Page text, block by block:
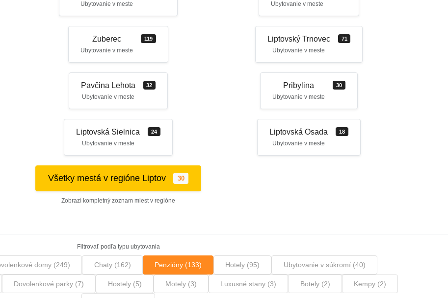
Ubytovanie v meste Ubytovanie v meste
Zuberec
Ubytovanie v meste
119 Liptovský Trnovec
Ubytovanie v meste
71
Pavčina Lehota
Ubytovanie v meste
32 Pribylina
Ubytovanie v meste
30
Liptovská Sielnica
Ubytovanie v meste
24 Liptovská Osada
Ubytovanie v meste
18
Všetky mestá v regióne Liptov 30
Zobrazí kompletný zoznam miest v regióne
Filtrovať podľa typu ubytovania
domy (249) Chaty (162) Penzióny (133) Hotely (95) Ubytovanie v súkromí (40)
Dovolenkové parky (7) Hostely (5) Motely (3) Luxusné stany (3) Botely (2) Kempy (2)